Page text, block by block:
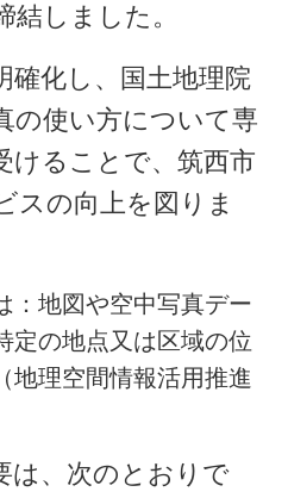
結しました。
確化し、国土地理院
の使い方について専
けることで、筑西市
スの向上を図りま
：地図や空中写真デー
定の地点又は区域の位
地理空間情報活用推進
は、次のとおりで